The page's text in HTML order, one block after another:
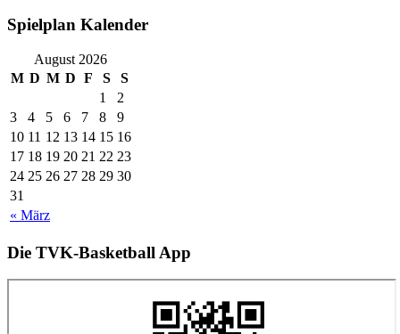
Spielplan Kalender
August 2026
M D M D F S S
« März
1
2
3
4 5 6 7 8
9
10 11 12 13 14 15 16
17 18 19 20 21 22 23
24 25 26 27 28 29 30
31
Die TVK-Basketball App